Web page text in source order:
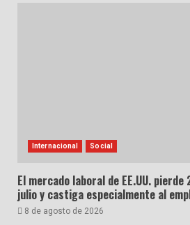
Internacional Social
El mercado laboral de EE.UU.
julio y castiga especialmente al
8 de agosto de 2026